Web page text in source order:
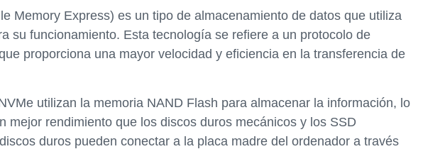
Memory Express) es un tipo de almacenamiento de datos que utiliza
su funcionamiento. Esta tecnología se refiere a un protocolo de
proporciona una mayor velocidad y eficiencia en la transferencia de
utilizan la memoria NAND Flash para almacenar la información, lo
mejor rendimiento que los discos duros mecánicos y los SSD
duros pueden conectar a la placa madre del ordenador a través